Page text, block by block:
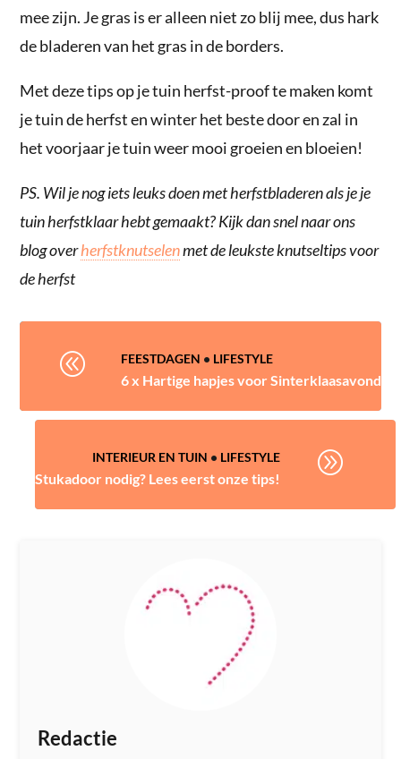
mee zijn. Je gras is er alleen niet zo blij mee, dus hark
de bladeren van het gras in de borders.
Met deze tips op je tuin herfst-proof te maken komt
je tuin de herfst en winter het beste door en zal in
het voorjaar je tuin weer mooi groeien en bloeien!
PS. Wil je nog iets leuks doen met herfstbladeren als je je
tuin herfstklaar hebt gemaakt? Kijk dan snel naar ons
blog overherfstknutselenmet de leukste knutseltips voor
de herfst
@ FEESTDAGEN • LIFESTYLE
6 x Hartige hapjes voor Sinterklaasavond
INTERIEUR EN TUIN • LIFESTYLE
Stukadoor nodig? Lees eerst onze tips!
A
Redactie